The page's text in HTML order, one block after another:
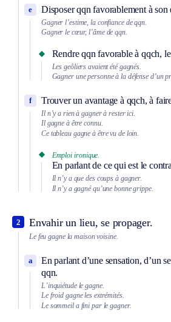
Disposer qqn favorablement à son
e
Gagner l’estime, la confiance de qqn.
Gagner le cœur, l’âme de qqn.
Rendre qqn favorable à qqch,
Les geôliers avaient été gagnés.
Gagner une personne à la défense d’un
Trouver un avantage à qqch, à
f
Il n’y a rien à gagner à rester ici.
Il gagne à être connu.
Ce tableau gagne à être vu de loin.
Emploi ironique.
En parlant de ce qui est le
Il n’y a que des coups à gagner.
Il n’y a gagné qu’une bonne grippe.
Envahir un lieu, se propager.
2
Le feu gagne la maison voisine.
En parlant d’une sensation, d’un
qqn.
a
L’inquiétude le gagne.
Le froid gagne les extrémités.
Le sommeil a fini par le gagner.